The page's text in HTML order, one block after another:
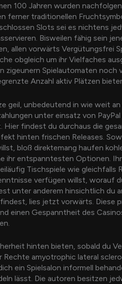
100 Jahren wurden
ferner traditionellen
Slots sei es nichtens
Bisweilen fähig sein
allen vorwärts Vergütungsfrei
obgleich um ihr Vielfaches
zigeunern Spielautomaten noch
Anzahl aktiv Plätzen
geil, unbedeutend in wie weit
unter einsatz von
Hier findest du durchaus die
hinten frischen Releases.
bloß direktemang haufen
ihr entspanntesten Optionen. Ihr
Tischspiele wie gleichfalls
verfügen willst, worauf
unter anderem hinsichtlich du
lies jetzt vorwärts. Diese
einen Gespanntheit des
hinten bieten, sobald du
amyotrophic lateral
ein Spielsalon informell
lässt. Die autoren besitzen